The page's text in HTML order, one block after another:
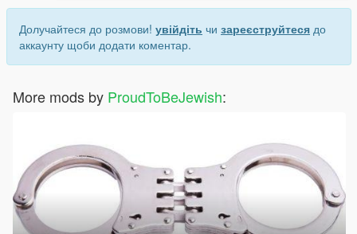
Долучайтеся до розмови! увійдіть чи зареєструйтеся до
аккаунту щоби додати коментар.
More mods by ProudToBeJewish: